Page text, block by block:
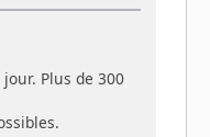
Plus de 300